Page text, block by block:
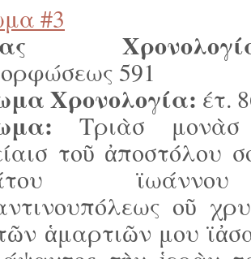
#3
591
Χρονολογία: έτ.
Τριὰσ μονὰσ
τοῦ ἀποστόλου
ϊωάννου
οῦ
ἁμαρτιῶν μου